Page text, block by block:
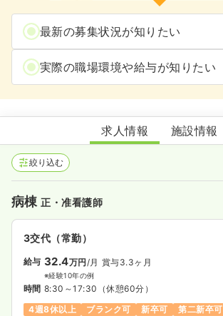
最新の募集状況が知りたい
実際の職場環境や給与が知りたい
高陽ニュータウン病院
求人情報 施設情報
絞り込む
病棟正・准看護師
3交代（常勤）
給与 32.4万円/月 賞与3.3ヶ月
※経験10年の例
時間 8:30～17:30 （休憩60分）
4週8休以上
ブランク可 新卒可
第二新卒可